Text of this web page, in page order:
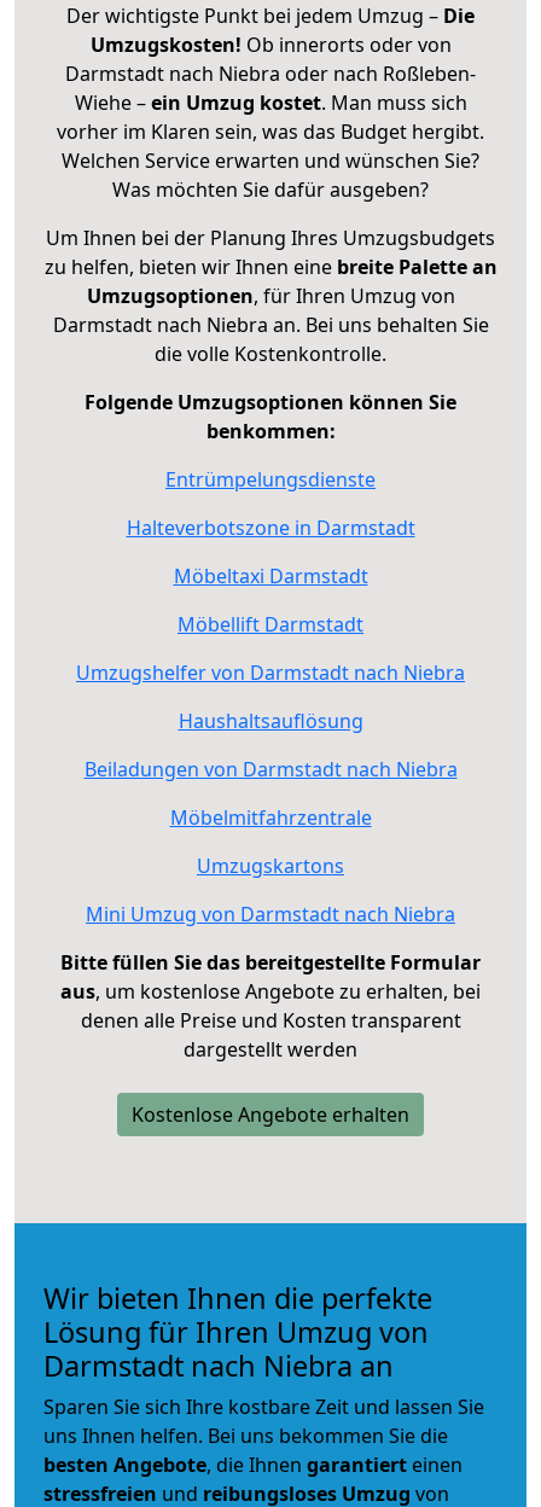
Der wichtigste Punkt bei jedem Umzug – Die
Umzugskosten! Ob innerorts oder von
Darmstadt nach Niebra oder nach Roßleben-
Wiehe –ein Umzug kostet. Man muss sich
vorher im Klaren sein, was das Budget hergibt.
Welchen Service erwarten und wünschen Sie?
Was möchten Sie dafür ausgeben?
Um Ihnen bei der Planung Ihres Umzugsbudgets
zu helfen, bieten wir Ihnen eine breite Palette an
Umzugsoptionen, für Ihren Umzug von
Darmstadt nach Niebra an. Bei uns behalten Sie
die volle Kostenkontrolle.
Folgende Umzugsoptionen können Sie
benkommen:
Entrümpelungsdienste
Halteverbotszone in Darmstadt
Möbeltaxi Darmstadt
Möbellift Darmstadt
Umzugshelfer von Darmstadt nach Niebra
Haushaltsauflösung
Beiladungen von Darmstadt nach Niebra
Möbelmitfahrzentrale
Umzugskartons
Mini Umzug von Darmstadt nach Niebra
Bitte füllen Sie das bereitgestellte Formular
aus, um kostenlose Angebote zu erhalten, bei
denen alle Preise und Kosten transparent
dargestellt werden
Kostenlose Angebote erhalten
Wir bieten Ihnen die perfekte
Lösung für Ihren Umzug von
Darmstadt nach Niebra an
Sparen Sie sich Ihre kostbare Zeit und lassen Sie
uns Ihnen helfen. Bei uns bekommen Sie die
besten Angebote, die Ihnen garantiert einen
stressfreien und reibungsloses Umzug von